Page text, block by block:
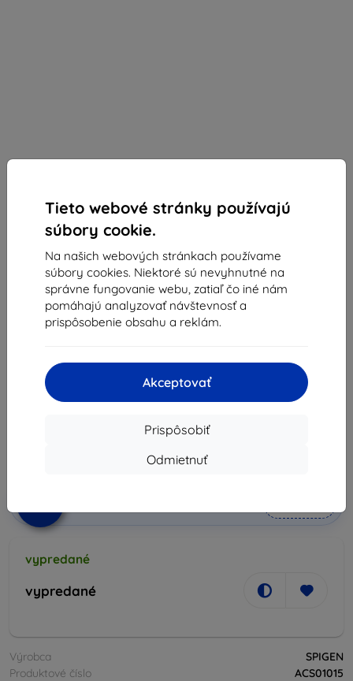
Tieto webové stránky používajú
súbory cookie.
Na našich webových stránkach používame
súbory cookies. Niektoré sú nevyhnutné na
správne fungovanie webu, zatiaľ čo iné nám
pomáhajú analyzovať návštevnosť a
prispôsobenie obsahu a reklám.
Akceptovať
Prispôsobiť
Odmietnuť
Kryt SPIGEN RUGGED ARMOR
GOOGLE PIXEL 4A MATTE BLACK
(ACS01015)
Popis a špecifikácia
vypredané
vypredané
Výrobca
SPIGEN
Produktové číslo
ACS01015